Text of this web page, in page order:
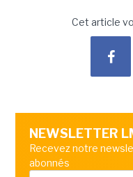
Cet article
NEWSLETTER
Recevez notre
abonnés